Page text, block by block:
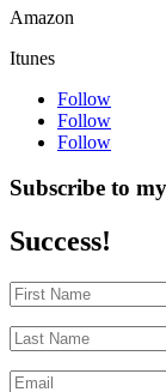
Amazon
Itunes
Follow
Follow
Follow
Subscribe to
Success!